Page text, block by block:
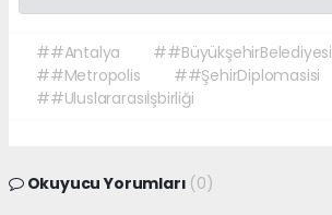
##Antalya
##BüyükşehirBelediyesi
##Metropolis
##ŞehirDiplomasisi
##Uluslararasıİşbirliği
Okuyucu Yorumları (0)